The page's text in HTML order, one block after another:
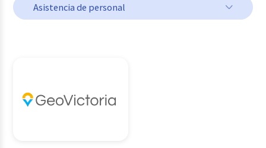
Asistencia de personal
Servicios complementarios